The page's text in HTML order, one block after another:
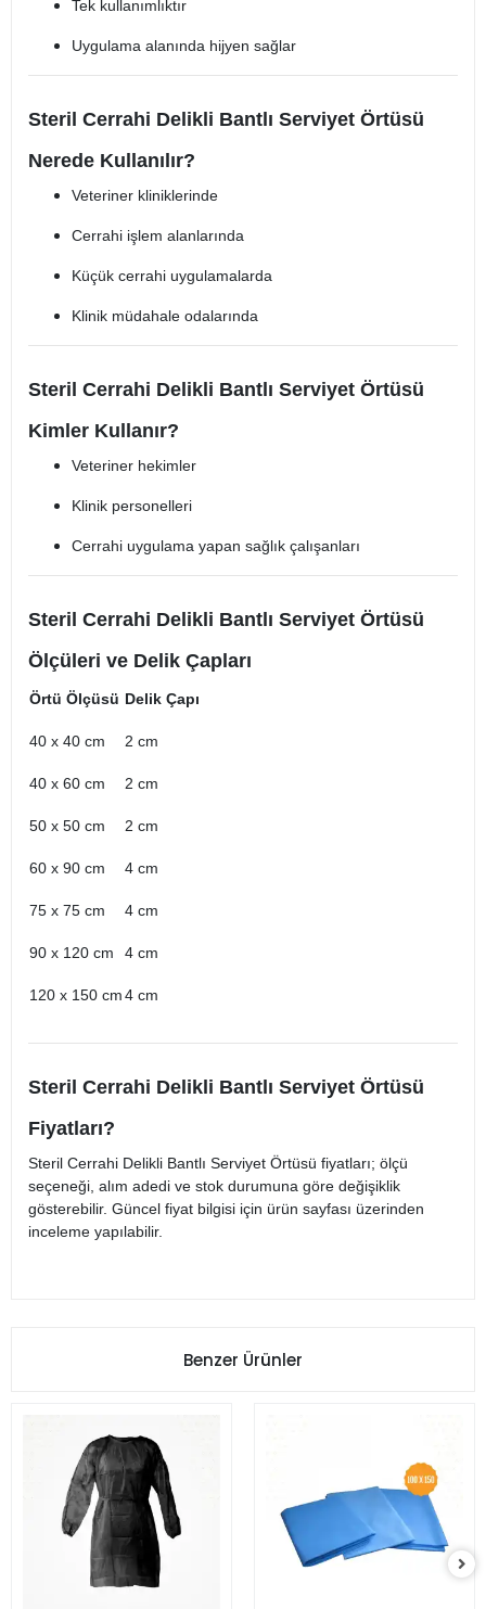
Tek kullanımlıktır
Uygulama alanında hijyen sağlar
Steril Cerrahi Delikli Bantlı Serviyet Örtüsü
Nerede Kullanılır?
Veteriner kliniklerinde
Cerrahi işlem alanlarında
Küçük cerrahi uygulamalarda
Klinik müdahale odalarında
Steril Cerrahi Delikli Bantlı Serviyet Örtüsü
Kimler Kullanır?
Veteriner hekimler
Klinik personelleri
Cerrahi uygulama yapan sağlık çalışanları
Steril Cerrahi Delikli Bantlı Serviyet Örtüsü
Ölçüleri ve Delik Çapları
Örtü Ölçüsü Delik Çapı
40 x 40 cm 2 cm
40 x 60 cm 2 cm
50 x 50 cm 2 cm
60 x 90 cm 4 cm
75 x 75 cm 4 cm
90 x 120 cm 4 cm
120 x 150 cm4 cm
Steril Cerrahi Delikli Bantlı Serviyet Örtüsü
Fiyatları?
Steril Cerrahi Delikli Bantlı Serviyet Örtüsü fiyatları; ölçü
seçeneği, alım adedi ve stok durumuna göre değişiklik
gösterebilir. Güncel fiyat bilgisi için ürün sayfası üzerinden
inceleme yapılabilir.
Benzer Ürünler